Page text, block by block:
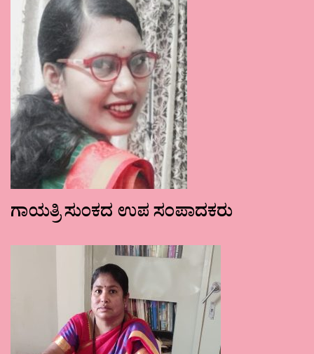
ಗಾಯತ್ರಿ ಸುಂಕದ ಉಪ ಸಂಪಾದಕರು